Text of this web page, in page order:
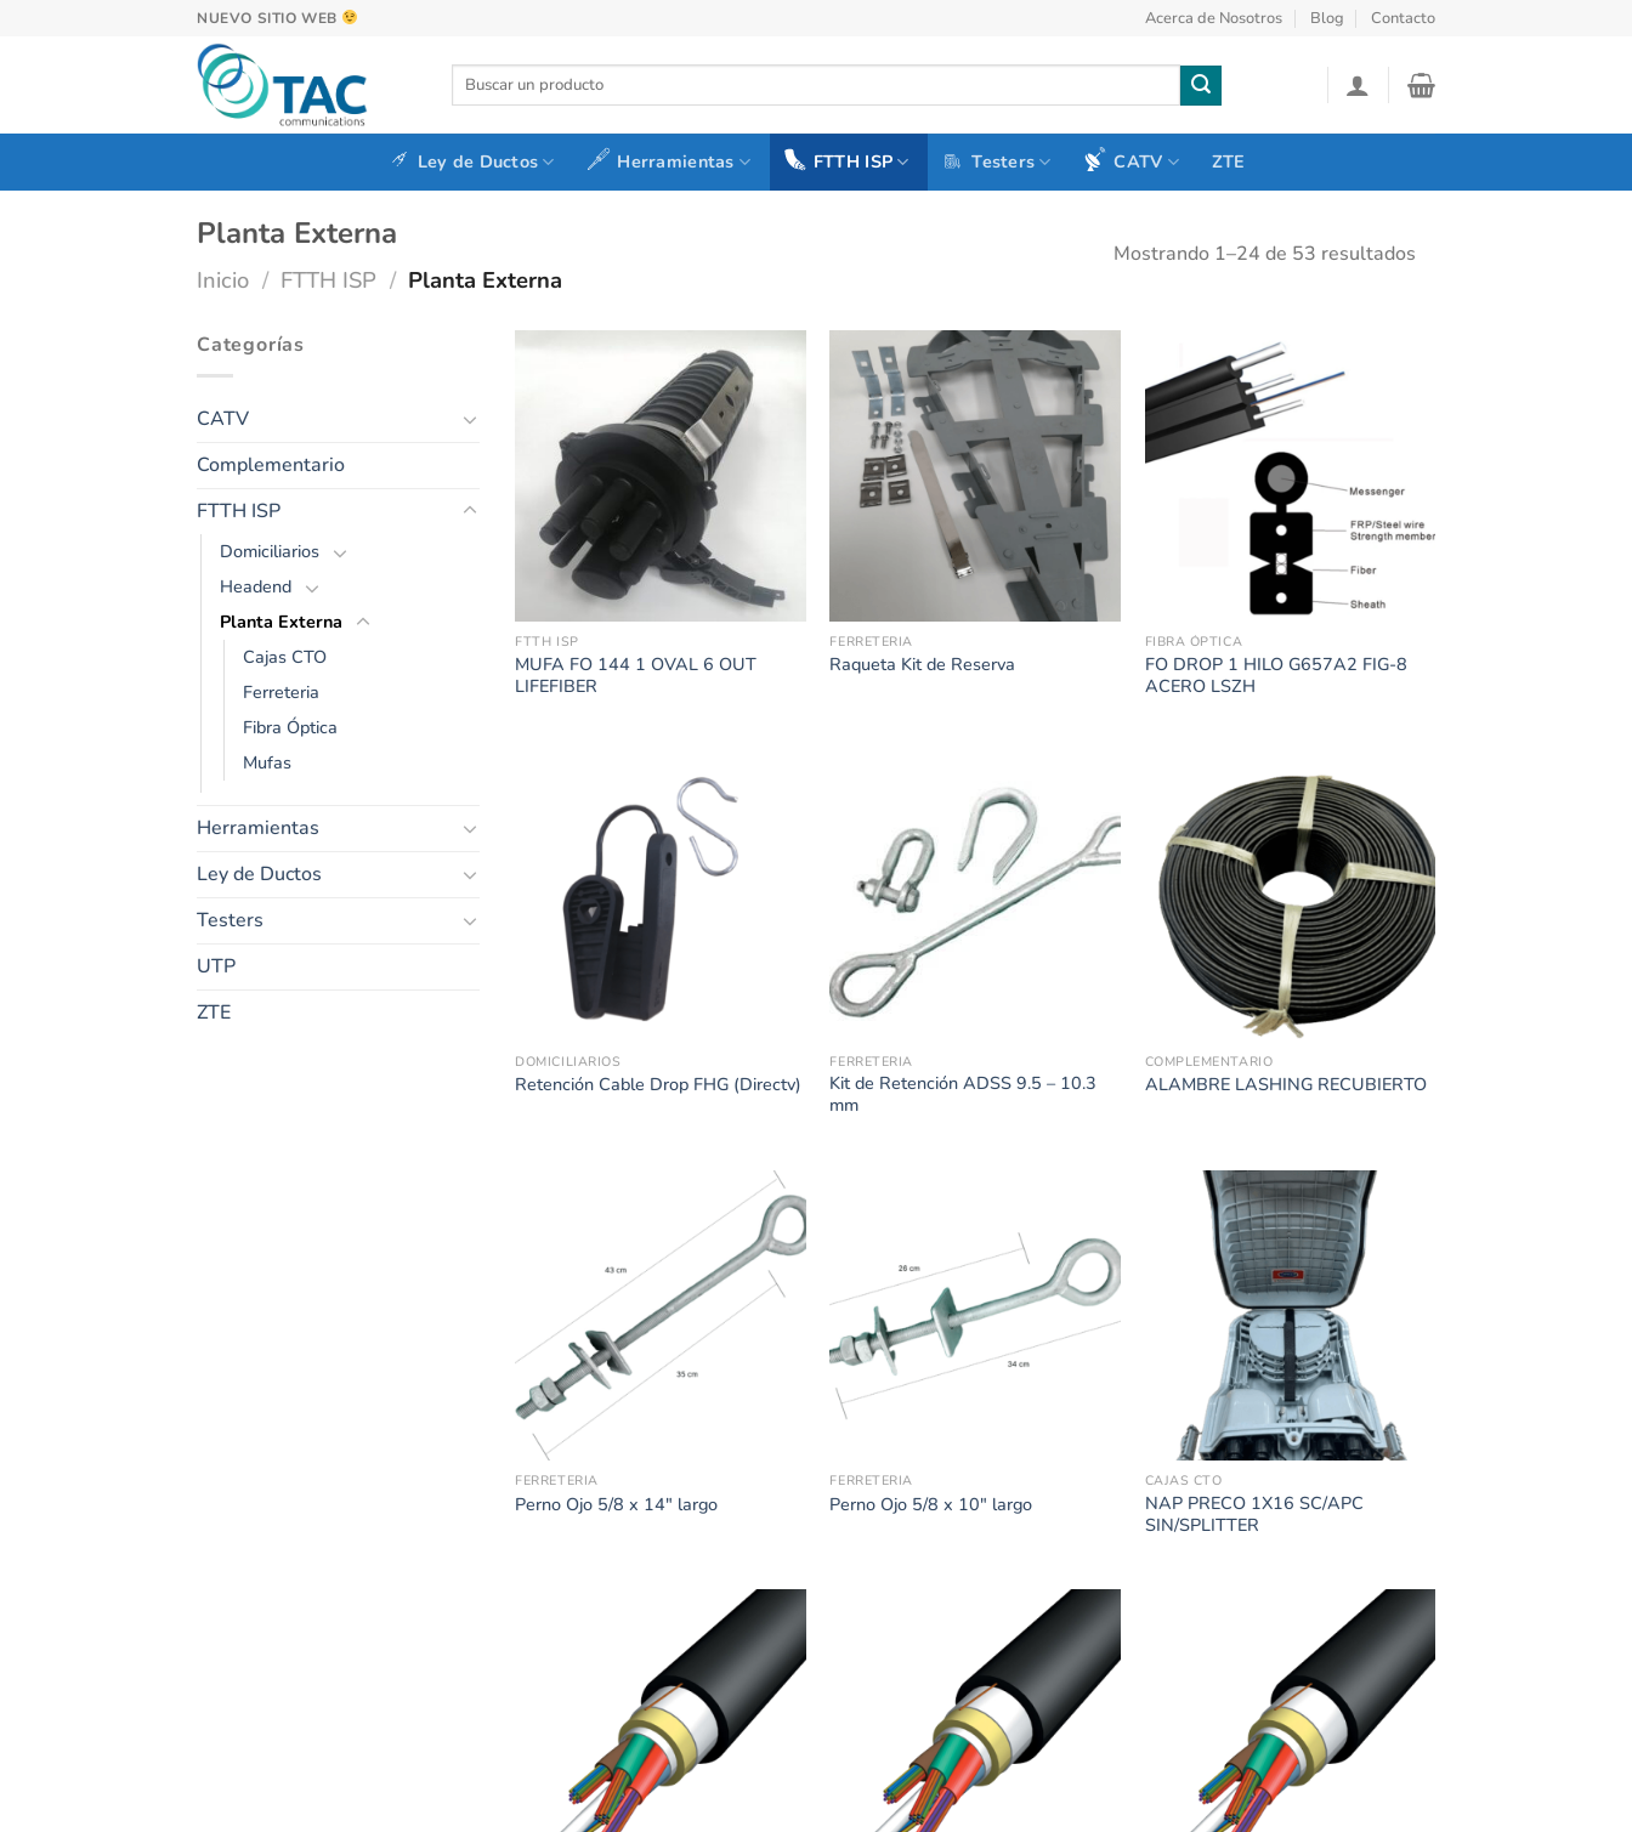
NUEVO SITIO WEB Acerca de Nosotros Blog Contacto
Buscar
Ley de Ductos Herramientas FTTH ISP Testers CATV ZTE
Planta Externa
Inicio / FTTH ISP / Planta Externa
Mostrando 1–24 de 53 resultados
Categorías
CATV
Complementario
FTTH ISP
Domiciliarios
Headend
Planta Externa
Cajas CTO
Ferreteria
Fibra Óptica
Mufas
Herramientas
Ley de Ductos
Testers
UTP
ZTE
FTTH ISP
MUFA FO 144 1 OVAL 6 OUT
LIFEFIBER
FERRETERIA
Raqueta Kit de Reserva
FIBRA ÓPTICA
FO DROP 1 HILO G657A2 FIG-8
ACERO LSZH
DOMICILIARIOS
Retención Cable Drop FHG (Directv)
FERRETERIA
Kit de Retención ADSS 9.5 – 10.3
mm
COMPLEMENTARIO
ALAMBRE LASHING RECUBIERTO
FERRETERIA
Perno Ojo 5/8 x 14″ largo
FERRETERIA
Perno Ojo 5/8 x 10″ largo
CAJAS CTO
NAP PRECO 1X16 SC/APC
SIN/SPLITTER